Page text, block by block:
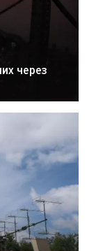
через